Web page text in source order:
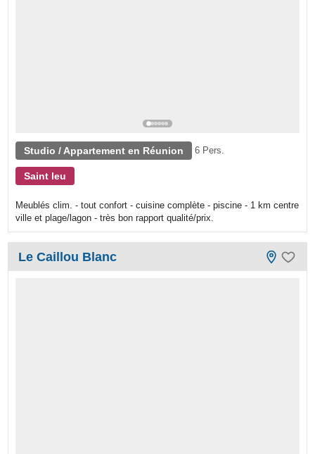
Studio / Appartement en Réunion 6 Pers.
Saint leu
Meublés clim. - tout confort - cuisine complète - piscine - 1 km centre
ville et plage/lagon - très bon rapport qualité/prix.
Le Caillou Blanc